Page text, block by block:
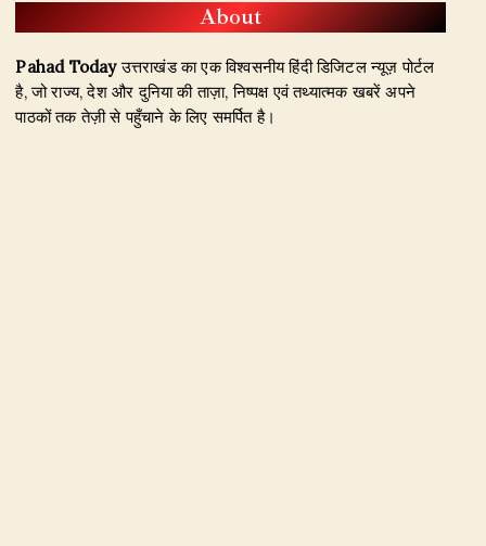
About
Pahad Todayउत्तराखंड का एक विश्वसनीय हिंदी डिजिटल न्यूज़ पोर्टल
है, जो राज्य, देश और दुनिया की ताज़ा, निष्पक्ष एवं तथ्यात्मक खबरें अपने
पाठकों तक तेज़ी से पहुँचाने के लिए समर्पित है।